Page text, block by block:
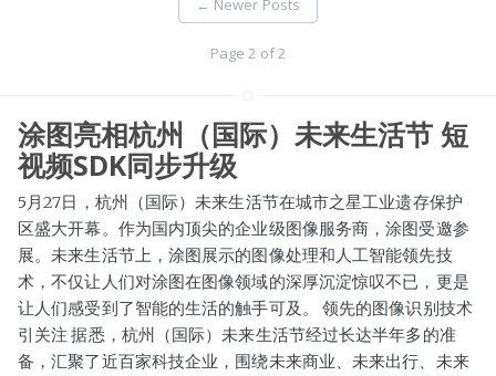
← Newer Posts
Page 2 of 2
涂图亮相杭州（国际）未来生活节 短
视频SDK同步升级
5月27日，杭州（国际）未来生活节在城市之星工业遗存保护
区盛大开幕。作为国内顶尖的企业级图像服务商，涂图受邀参
展。未来生活节上，涂图展示的图像处理和人工智能领先技
术，不仅让人们对涂图在图像领域的深厚沉淀惊叹不已，更是
让人们感受到了智能的生活的触手可及。 领先的图像识别技术
引关注 据悉，杭州（国际）未来生活节经过长达半年多的准
备，汇聚了近百家科技企业，围绕未来商业、未来出行、未来